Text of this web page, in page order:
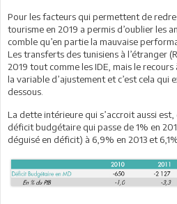
Pour les facteurs qui permettent de
tourisme en 2019 a permis d’oublier les
comble qu’en partie la mauvaise
Les transferts des tunisiens à l’étranger
2019 tout comme les IDE, mais le
la variable d’ajustement et c’est cela qui
dessous.
La dette intérieure qui s’accroit aussi
déficit budgétaire qui passe de 1% en
déguisé en déficit) à 6,9% en 2013 et